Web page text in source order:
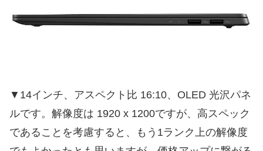
▼14インチ、アスペクト比 16:10、OLED 光沢パネ
ルです。解像度は 1920 x 1200ですが、高スペック
であることを考慮すると、もう1ランク上の解像度